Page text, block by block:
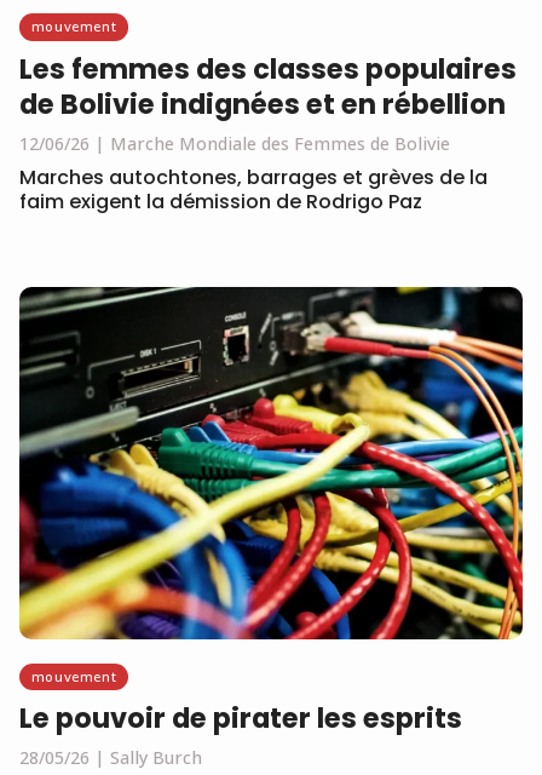
mouvement
Les femmes des classes populaires
de Bolivie indignées et en rébellion
12/06/26 Marche Mondiale des Femmes de Bolivie
Marches autochtones, barrages et grèves de la
faim exigent la démission de Rodrigo Paz
mouvement
Le pouvoir de pirater les esprits
28/05/26 Sally Burch